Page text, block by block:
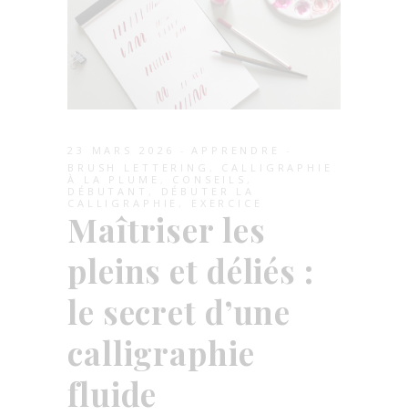
23 MARS 2026
APPRENDRE
BRUSH LETTERING
CALLIGRAPHIE
À LA PLUME
CONSEILS
DÉBUTANT
DÉBUTER LA
CALLIGRAPHIE
EXERCICE
Maîtriser les
pleins et déliés :
le secret d’une
calligraphie
fluide